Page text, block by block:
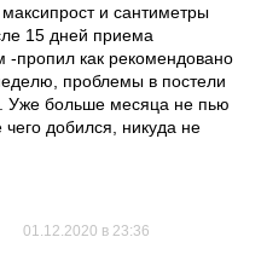
и сантиметры
15 дней приема
-пропил как рекомендовано
проблемы в постели
Уже больше месяца не пью
чего добился, никуда не
01.12.2020 в 23:36